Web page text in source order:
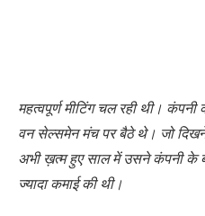
महत्वपूर्ण मीटिंग चल रही थी।
वन सेल्समेन मंच पर बैठे थे। जो
अभी ख़त्म हुए साल में उसने कंपनी के
ज्यादा कमाई की थी।